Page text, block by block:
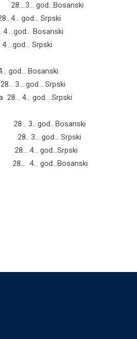
god… Srpski
Bosanski
…god… Srpski
Bosanski
god… Srpski
28… 4… god… Srpski
god.. Bosanski
god… Srpski
4… god…Srpski
4… god…Bosanski